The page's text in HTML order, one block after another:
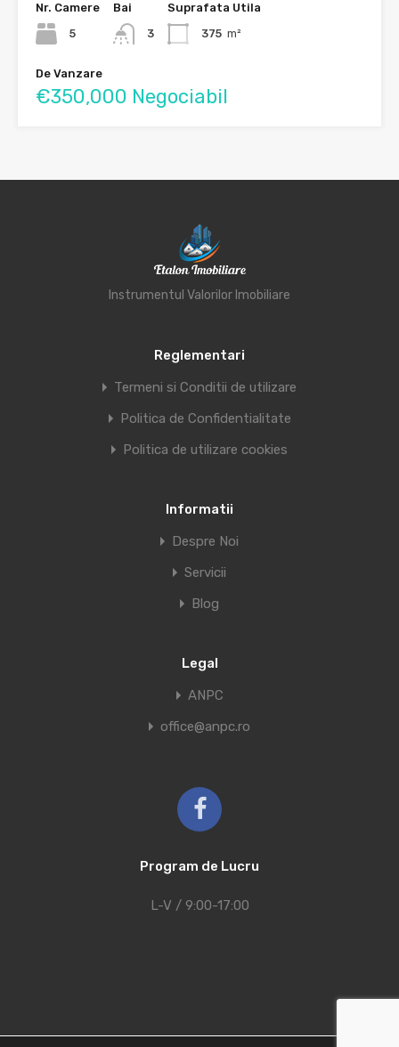
Nr. Camere
5
Bai
3
Suprafata Utila
375 m²
De Vanzare
€350,000 Negociabil
Instrumentul Valorilor Imobiliare
Reglementari
Termeni si Conditii de utilizare
Politica de Confidentialitate
Politica de utilizare cookies
Informatii
Despre Noi
Servicii
Blog
Legal
ANPC
office@anpc.ro
Program de Lucru
L-V / 9:00-17:00